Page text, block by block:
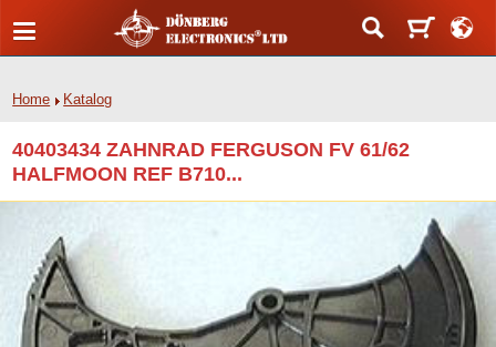
Home Katalog
40403434 ZAHNRAD FERGUSON FV 61/62
HALFMOON REF B710...